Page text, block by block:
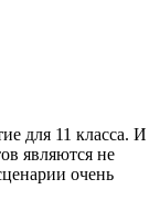
для 11 класса. И
являются не
очень